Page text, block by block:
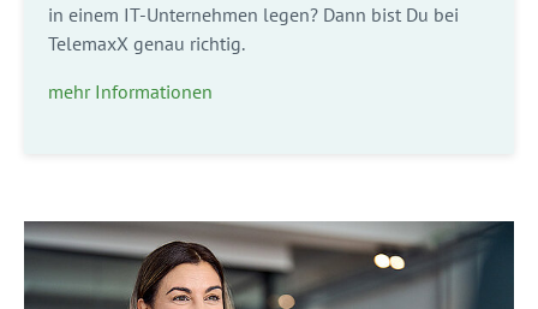
in einem IT-Unternehmen legen? Dann bist Du bei
TelemaxX genau richtig.
mehr Informationen